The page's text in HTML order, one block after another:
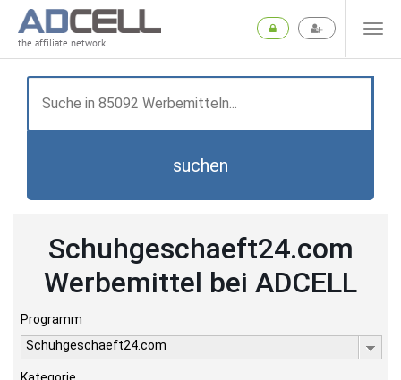
the affiliate network
suchen
Schuhgeschaeft24.com
Werbemittel bei ADCELL
Programm
Schuhgeschaeft24.com